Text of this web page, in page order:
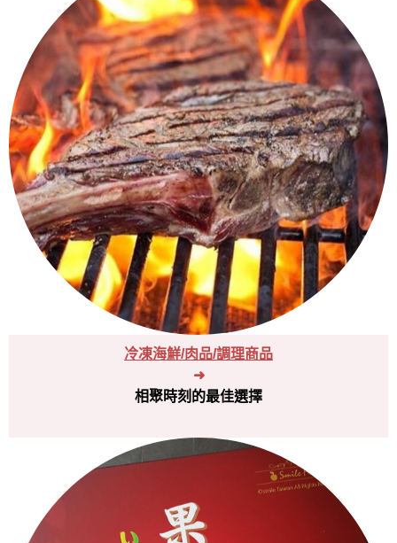
冷凍海鮮/肉品/調理商品
➜
相聚時刻的最佳選擇